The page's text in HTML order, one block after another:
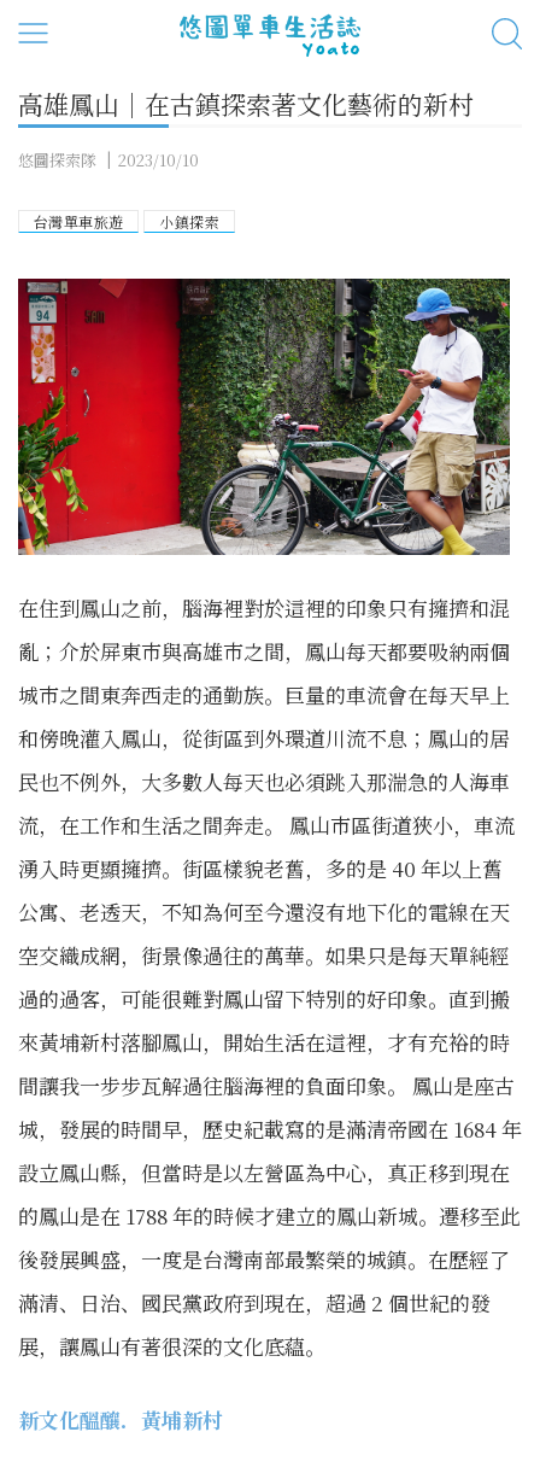
高雄鳳山｜在古鎮探索著文化藝術的新村
悠圖探索隊 2023/10/10
台灣單車旅遊 小鎮探索
在住到鳳山之前，腦海裡對於這裡的印象只有擁擠和混
亂；介於屏東市與高雄市之間，鳳山每天都要吸納兩個
城市之間東奔西走的通勤族。巨量的車流會在每天早上
和傍晚灌入鳳山，從街區到外環道川流不息；鳳山的居
民也不例外，大多數人每天也必須跳入那湍急的人海車
流，在工作和生活之間奔走。 鳳山市區街道狹小，車流
湧入時更顯擁擠。街區樣貌老舊，多的是 40 年以上舊
公寓、老透天，不知為何至今還沒有地下化的電線在天
空交織成網，街景像過往的萬華。如果只是每天單純經
過的過客，可能很難對鳳山留下特別的好印象。直到搬
來黃埔新村落腳鳳山，開始生活在這裡，才有充裕的時
間讓我一步步瓦解過往腦海裡的負面印象。 鳳山是座古
城，發展的時間早，歷史紀載寫的是滿清帝國在 1684 年
設立鳳山縣，但當時是以左營區為中心，真正移到現在
的鳳山是在 1788 年的時候才建立的鳳山新城。遷移至此
後發展興盛，一度是台灣南部最繁榮的城鎮。在歷經了
滿清、日治、國民黨政府到現在，超過 2 個世紀的發
展，讓鳳山有著很深的文化底蘊。
新文化醞釀．黃埔新村